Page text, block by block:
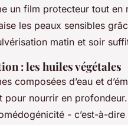
un film protecteur tout en
les peaux sensibles
matin et soir
: les huiles végétales
composées d’eau et
pour nourrir en
- c’est-à-